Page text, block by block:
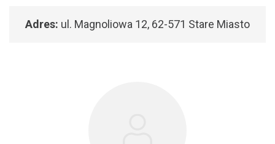
Adres: ul. Magnoliowa 12, 62-571 Stare Miasto